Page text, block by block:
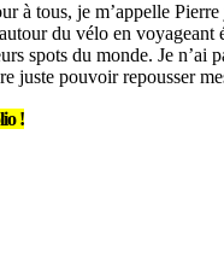
à tous, je m’appelle Pierre
du vélo en voyageant
spots du monde. Je n’ai
juste pouvoir repousser
!